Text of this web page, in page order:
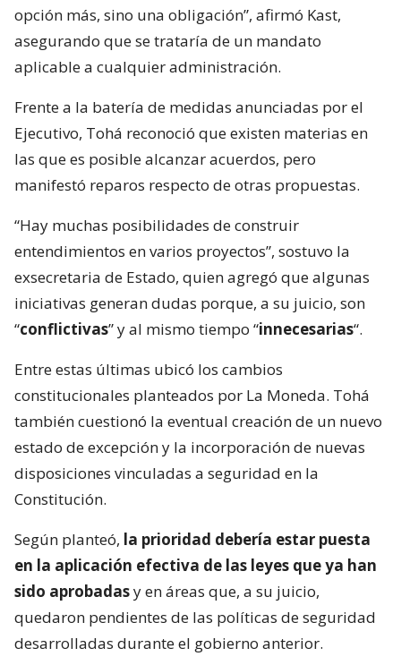
opción más, sino una obligación”, afirmó Kast,
asegurando que se trataría de un mandato
aplicable a cualquier administración.
Frente a la batería de medidas anunciadas por el
Ejecutivo, Tohá reconoció que existen materias en
las que es posible alcanzar acuerdos, pero
manifestó reparos respecto de otras propuestas.
“Hay muchas posibilidades de construir
entendimientos en varios proyectos”, sostuvo la
exsecretaria de Estado, quien agregó que algunas
iniciativas generan dudas porque, a su juicio, son
“conflictivas” y al mismo tiempo “innecesarias“.
Entre estas últimas ubicó los cambios
constitucionales planteados por La Moneda. Tohá
también cuestionó la eventual creación de un nuevo
estado de excepción y la incorporación de nuevas
disposiciones vinculadas a seguridad en la
Constitución.
Según planteó, la prioridad debería estar puesta
en la aplicación efectiva de las leyes que ya han
sido aprobadasy en áreas que, a su juicio,
quedaron pendientes de las políticas de seguridad
desarrolladas durante el gobierno anterior.